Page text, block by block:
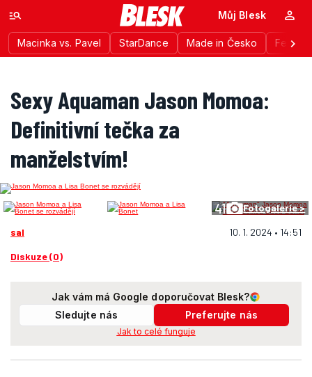
Macinka vs. Pavel StarDance Made in Česko
Můj Blesk
Sexy Aquaman Jason Momoa:
Definitivní tečka za
manželstvím!
41 Fotogalerie >
sal 10. 1. 2024 • 14:51
Diskuze (0)
Jak vám má Google doporučovat Blesk?
Sledujte nás
Preferujte nás
Jak to celé funguje